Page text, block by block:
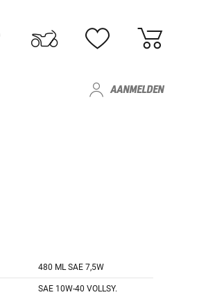
AANMELDEN
480 ML SAE 7,5W
SAE 10W-40 VOLLSY.